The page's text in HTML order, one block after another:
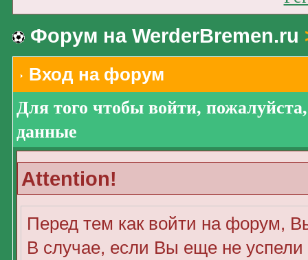
Форум на WerderBremen.ru
Вход на форум
Для того чтобы войти,
данные
Attention!
Перед тем как войти на форум,
В случае, если Вы еще не успели